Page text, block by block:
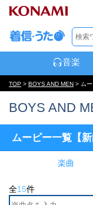
音楽
TOP > BOYS AND MEN > ムー
BOYS AND
ムービー一覧【新
楽曲
全15件